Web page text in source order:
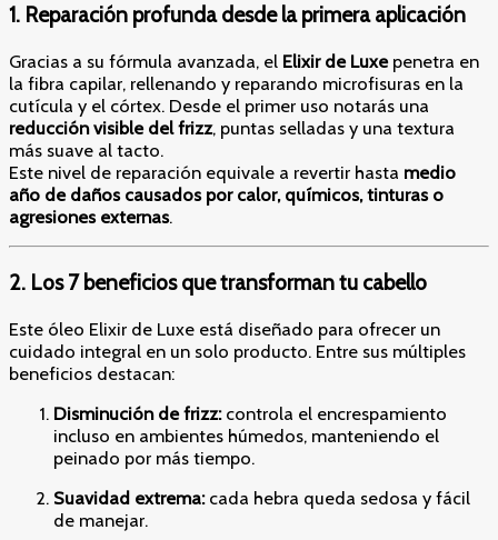
1. Reparación profunda desde la primera aplicación
Gracias a su fórmula avanzada, el Elixir de Luxepenetra en
la fibra capilar, rellenando y reparando microfisuras en la
cutícula y el córtex. Desde el primer uso notarás una
reducción visible del frizz, puntas selladas y una textura
más suave al tacto.
Este nivel de reparación equivale a revertir hasta medio
año de daños causados por calor, químicos, tinturas o
agresiones externas.
2. Los 7 beneficios que transforman tu cabello
Este óleo Elixir de Luxe está diseñado para ofrecer un
cuidado integral en un solo producto. Entre sus múltiples
beneficios destacan:
Disminución de frizz:controla el encrespamiento
incluso en ambientes húmedos, manteniendo el
peinado por más tiempo.
Suavidad extrema:cada hebra queda sedosa y fácil
de manejar.